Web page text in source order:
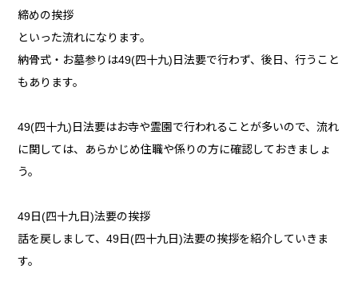
締めの挨拶
といった流れになります。
納骨式・お墓参りは49(四十九)日法要で行わず、後日、行うこと
もあります。
49(四十九)日法要はお寺や霊園で行われることが多いので、流れ
に関しては、あらかじめ住職や係りの方に確認しておきましょ
う。
49日(四十九日)法要の挨拶
話を戻しまして、49日(四十九日)法要の挨拶を紹介していきま
す。